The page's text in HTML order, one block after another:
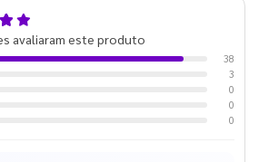
avaliaram este produto
38
3
0
0
0